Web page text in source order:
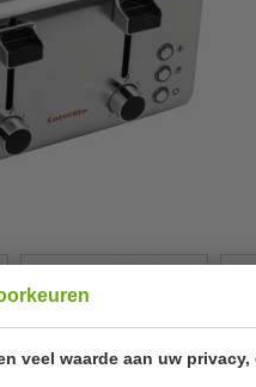
veel waarde aan uw